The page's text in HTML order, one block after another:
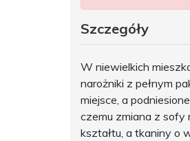
Szczegóły
W niewielkich
narożniki z pełnym
miejsce, a
czemu zmiana z sofy
kształtu, a tkaniny o